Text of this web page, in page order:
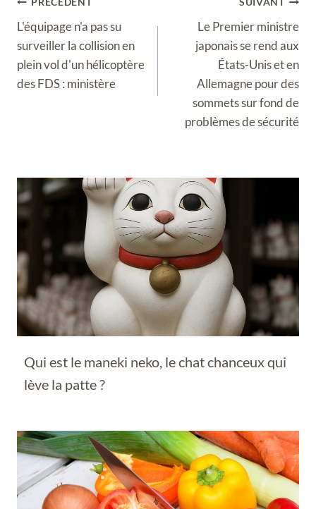
de
l’article
L'équipage n'a pas su
surveiller la collision en
plein vol d'un hélicoptère
des FDS : ministère
Le Premier ministre
japonais se rend aux
États-Unis et en
Allemagne pour des
sommets sur fond de
problèmes de sécurité
Qui est le maneki neko, le chat chanceux qui
lève la patte ?